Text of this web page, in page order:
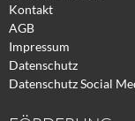
Kontakt
AGB
Impressum
Datenschutz
Datenschutz Social